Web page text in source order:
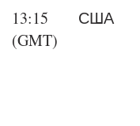
13:15
(GMT)
США